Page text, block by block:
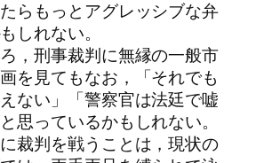
らもっとアグレッシブな弁
しれない。
，刑事裁判に無縁の一般市
を見てもなお，「それでも
ない」「警察官は法廷で嘘
思っているかもしれない。
裁判を戦うことは，現状の